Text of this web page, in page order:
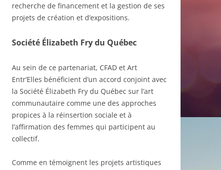
recherche de financement et la gestion de ses
projets de création et d’expositions.
Société Élizabeth Fry du Québec
Au sein de ce partenariat, CFAD et Art
Entr’Elles bénéficient d’un accord conjoint avec
la Société Élizabeth Fry du Québec sur l’art
communautaire comme une des approches
propices à la réinsertion sociale et à
l’affirmation des femmes qui participent au
collectif.
Comme en témoignent les projets artistiques